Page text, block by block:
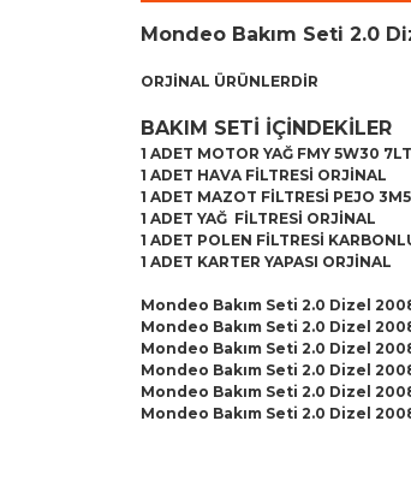
Mondeo Bakım Seti 2.0
ORJİNAL ÜRÜNLERDİR
BAKIM SETİ İÇİNDEKİLER
1 ADET MOTOR YAĞ FMY 5W30 7LT
1 ADET HAVA FİLTRESİ ORJİNAL
1 ADET MAZOT FİLTRESİ PEJO
1 ADET YAĞ FİLTRESİ ORJİNAL
1 ADET POLEN FİLTRESİ
1 ADET KARTER YAPASI ORJİNAL
Mondeo Bakım Seti 2.0 Dizel
Mondeo Bakım Seti 2.0 Dizel
Mondeo Bakım Seti 2.0 Dizel
Mondeo Bakım Seti 2.0 Dizel
Mondeo Bakım Seti 2.0 Dizel
Mondeo Bakım Seti 2.0 Dizel